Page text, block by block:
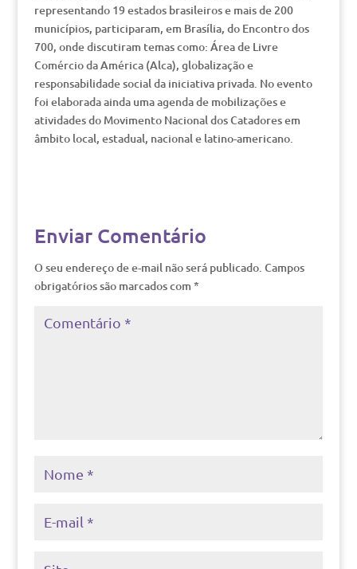
representando 19 estados brasileiros e mais de 200
municípios, participaram, em Brasília, do Encontro dos
700, onde discutiram temas como: Área de Livre
Comércio da América (Alca), globalização e
responsabilidade social da iniciativa privada. No evento
foi elaborada ainda uma agenda de mobilizações e
atividades do Movimento Nacional dos Catadores em
âmbito local, estadual, nacional e latino-americano.
Enviar Comentário
O seu endereço de e-mail não será publicado. Campos
obrigatórios são marcados com *